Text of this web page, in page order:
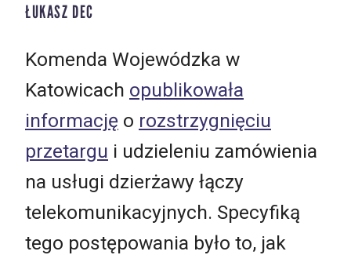
ŁUKASZ DEC
Komenda Wojewódzka w
Katowicach opublikowała
informację o rozstrzygnięciu
przetargu i udzieleniu zamówienia
na usługi dzierżawy łączy
telekomunikacyjnych. Specyfiką
tego postępowania było to, jak